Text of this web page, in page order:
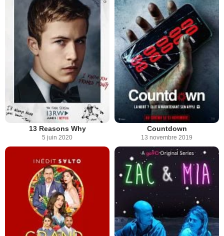
13 Reasons Why
5 juin 2020
Countdown
13 novembre 2019